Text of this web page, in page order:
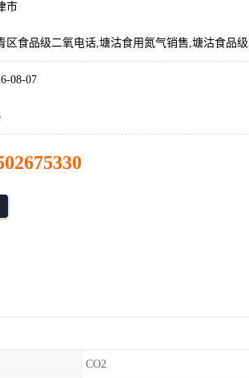
市
区食品级二氧电话,塘沽食用氮气销售,塘沽食品
08-07
CO2